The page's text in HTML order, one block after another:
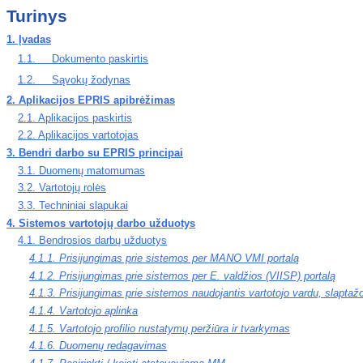
Turinys
1. Įvadas
1.1.
Dokumento paskirtis
1.2.
Sąvokų žodynas
2. Aplikacijos EPRIS apibrėžimas
2.1. Aplikacijos paskirtis
2.2. Aplikacijos vartotojas
3. Bendri darbo su EPRIS principai
3.1. Duomenų matomumas
3.2. Vartotojų rolės
3.3. Techniniai slapukai
4. Sistemos vartotojų darbo užduotys
4.1. Bendrosios darbų užduotys
4.1.1. Prisijungimas prie sistemos per MANO VMI portalą
4.1.2. Prisijungimas prie sistemos per E. valdžios (VIISP) portalą
4.1.3. Prisijungimas prie sistemos naudojantis vartotojo vardu,
4.1.4. Vartotojo aplinka
4.1.5. Vartotojo profilio nustatymų peržiūra ir tvarkymas
4.1.6. Duomenų redagavimas